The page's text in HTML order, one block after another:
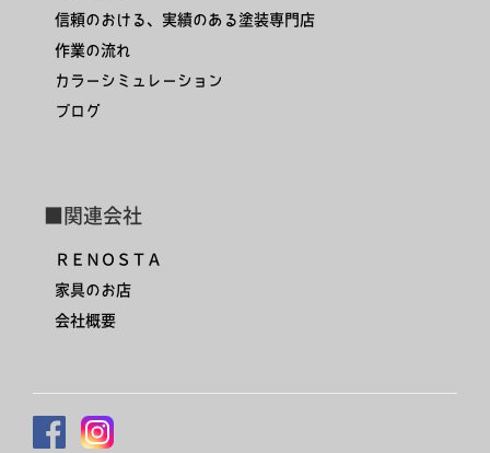
信頼のおける、実績のある塗装専門店
作業の流れ
カラーシミュレーション
ブログ
■関連会社
ＲＥＮＯＳＴＡ
家具のお店
会社概要